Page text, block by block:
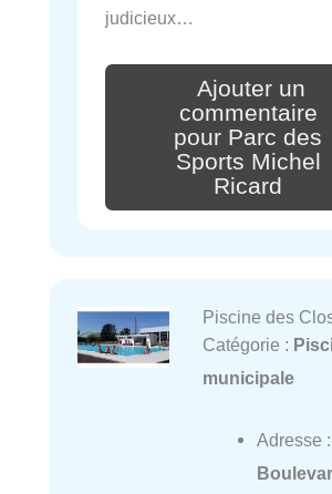
judicieux…
Ajouter un
commentaire
pour Parc des
Sports Michel
Ricard
Piscine des
Catégorie :
municipale
Adresse :